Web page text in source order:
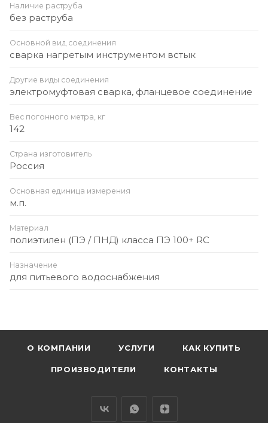
Наличие раструба
без раструба
Основной вид соединения
сварка нагретым инструментом встык
Другие виды соединения
электромуфтовая сварка, фланцевое соединение
Вес погонного метра, кг
142
Страна изготовитель
Россия
Основная единица измерения
м.п.
Материал
полиэтилен (ПЭ / ПНД) класса ПЭ 100+ RC
Назначение
для питьевого водоснабжения
О КОМПАНИИ УСЛУГИ КАК КУПИТЬ
ПРОИЗВОДИТЕЛИ КОНТАКТЫ